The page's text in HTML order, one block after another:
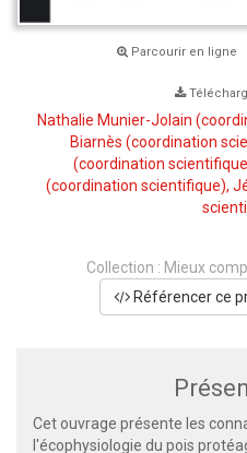
Parcourir en ligne
Nathalie Munier-Jolain
Biarnès (coordination
(coordination
(coordination scientifique),
Collection : Mieux
Référencer ce
Cet ouvrage présente les
l'écophysiologie du pois